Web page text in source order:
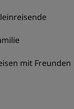
mit Freunden